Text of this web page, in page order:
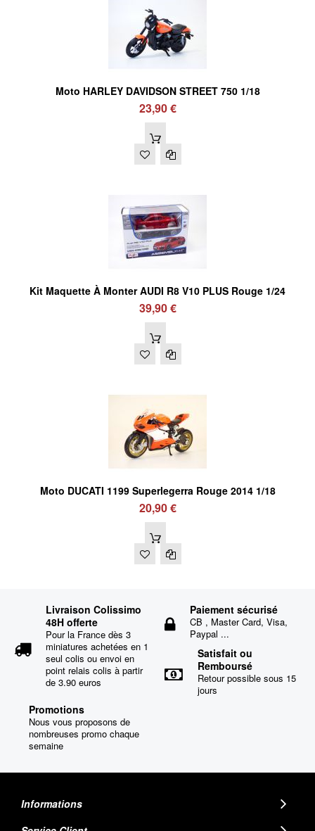
Moto HARLEY DAVIDSON STREET 750 1/18
23,90 €
Kit Maquette À Monter AUDI R8 V10 PLUS Rouge 1/24
39,90 €
Moto DUCATI 1199 Superlegerra Rouge 2014 1/18
20,90 €
Livraison Colissimo
48H offerte
Pour la France dès 3
miniatures achetées en 1
seul colis ou envoi en
point relais colis à partir
de 3.90 euros
Paiement sécurisé
CB , Master Card, Visa,
Paypal ...
Satisfait ou
Remboursé
Retour possible sous 15
jours
Promotions
Nous vous proposons de
nombreuses promo chaque
semaine
Informations